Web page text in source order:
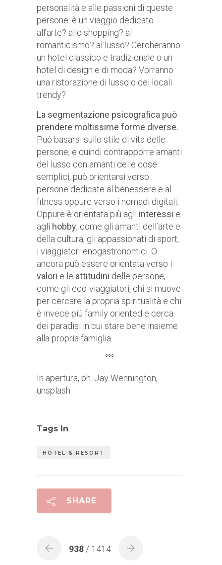
personalità e alle passioni di queste
persone: è un viaggio dedicato
all’arte? allo shopping? al
romanticismo? al lusso? Cercheranno
un hotel classico e tradizionale o un
hotel di design e di moda? Vorranno
una ristorazione di lusso o dei locali
trendy?
La segmentazione psicografica può
prendere moltissime forme diverse.
Può basarsi sullo stile di vita delle
persone, e quindi contrapporre amanti
del lusso con amanti delle cose
semplici, può orientarsi verso
persone dedicate al benessere e al
fitness oppure verso i nomadi digitali.
Oppure è orientata più agli interessi e
agli hobby, come gli amanti dell’arte e
della cultura, gli appassionati di sport,
i viaggiatori enogastronomici. O
ancora può essere orientata verso i
valori e le attitudini delle persone,
come gli eco-viaggiatori, chi si muove
per cercare la propria spiritualità e chi
è invece più family oriented e cerca
dei paradisi in cui stare bene insieme
alla propria famiglia.
°°°
In apertura, ph. Jay Wennington,
unsplash
Tags In
HOTEL & RESORT
SHARE
938 / 1414